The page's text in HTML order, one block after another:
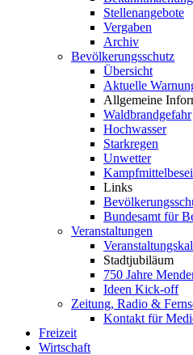
Stellenangebote
Vergaben
Archiv
Bevölkerungsschutz
Übersicht
Aktuelle
Allgemeine
Waldbrandgefahr
Hochwasser
Starkregen
Unwetter
Links
Bundesamt für
Veranstaltungen
Stadtjubiläum
750 Jahre
Ideen Kick-off
Zeitung, Radio &
Kontakt für
Freizeit
Wirtschaft